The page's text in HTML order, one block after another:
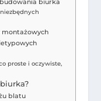
biurka
montażowych
proste i oczywiste,
blatu